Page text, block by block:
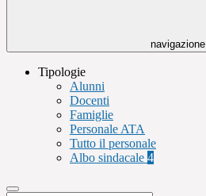
navigazione
Tipologie
Alunni
Docenti
Famiglie
Personale ATA
Tutto il personale
Albo sindacale 4